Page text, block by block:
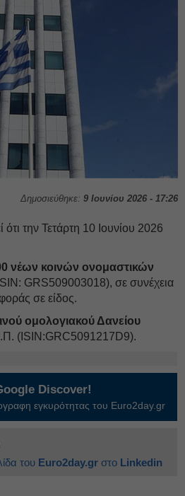
Δημοσιεύθηκε: 9 Ιουνίου 2026 - 17:26
την Τετάρτη 10 Ιουνίου 2026
νέων κοινών ονομαστικών
GRS509003018), σε συνέχεια
σε είδος.
ομολογιακού Δανείου
(ISIN:GRC5091217D9).
Discover!
εγκυρότητας του Euro2day.gr
του Euro2day.gr στο Linkedin